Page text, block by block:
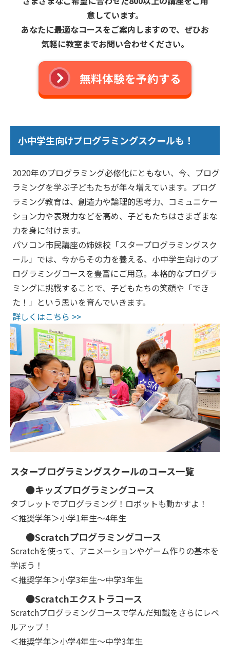
意しています。
あなたに最適なコースをご案内しますので、ぜひお
気軽に教室までお問い合わせください。
無料体験を予約する
小中学生向けプログラミングスクールも！
2020年のプログラミング必修化にともない、今、プログ
ラミングを学ぶ子どもたちが年々増えています。プログ
ラミング教育は、創造力や論理的思考力、コミュニケー
ション力や表現力などを高め、子どもたちはさまざまな
力を身に付けます。
パソコン市民講座の姉妹校「スタープログラミングスク
ール」では、今からその力を養える、小中学生向けのプ
ログラミングコースを豊富にご用意。本格的なプログラ
ミングに挑戦することで、子どもたちの笑顔や「でき
た！」という思いを育んでいきます。
詳しくはこちら >>
スタープログラミングスクールのコース一覧
●キッズプログラミングコース
タブレットでプログラミング！ロボットも動かすよ！
＜推奨学年＞小学1年生～4年生
●Scratchプログラミングコース
Scratchを使って、アニメーションやゲーム作りの基本を
学ぼう！
＜推奨学年＞小学3年生～中学3年生
●Scratchエクストラコース
Scratchプログラミングコースで学んだ知識をさらにレベ
ルアップ！
＜推奨学年＞小学4年生～中学3年生